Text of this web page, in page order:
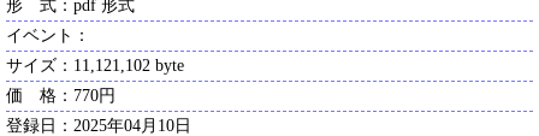
形 式：pdf 形式
イベント：
サイズ：11,121,102 byte
価 格：770円
登録日：2025年04月10日